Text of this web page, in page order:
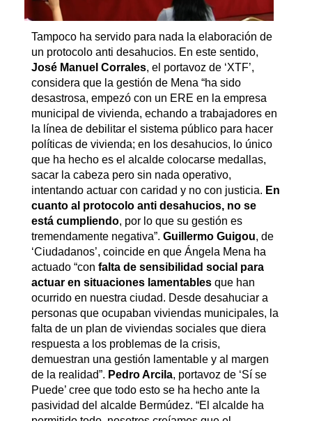
Tampoco ha servido para nada la elaboración de
un protocolo anti desahucios. En este sentido,
José Manuel Corrales, el portavoz de ‘XTF’,
considera que la gestión de Mena “ha sido
desastrosa, empezó con un ERE en la empresa
municipal de vivienda, echando a trabajadores en
la línea de debilitar el sistema público para hacer
políticas de vivienda; en los desahucios, lo único
que ha hecho es el alcalde colocarse medallas,
sacar la cabeza pero sin nada operativo,
intentando actuar con caridad y no con justicia. En
cuanto al protocolo anti desahucios, no se
está cumpliendo, por lo que su gestión es
tremendamente negativa”. Guillermo Guigou, de
‘Ciudadanos’, coincide en que Ángela Mena ha
actuado “con falta de sensibilidad social para
actuar en situaciones lamentablesque han
ocurrido en nuestra ciudad. Desde desahuciar a
personas que ocupaban viviendas municipales, la
falta de un plan de viviendas sociales que diera
respuesta a los problemas de la crisis,
demuestran una gestión lamentable y al margen
de la realidad”. Pedro Arcila, portavoz de ‘Sí se
Puede’ cree que todo esto se ha hecho ante la
pasividad del alcalde Bermúdez. “El alcalde ha